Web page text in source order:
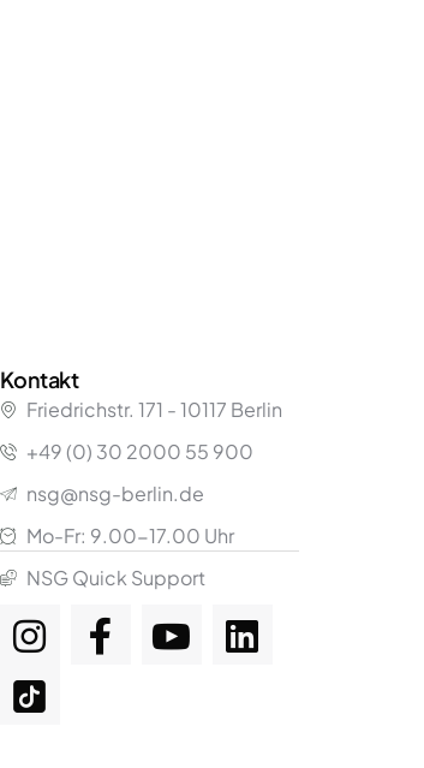
Kontakt
Friedrichstr.171 - 10117 Berlin
+49 (0) 30 2000 55 900
nsg@nsg-berlin.de
Mo-Fr: 9.00-17.00 Uhr
NSG Quick Support